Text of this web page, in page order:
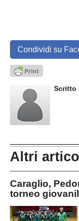
Condividi su
Scritto
Altri
Caraglio,
torneo